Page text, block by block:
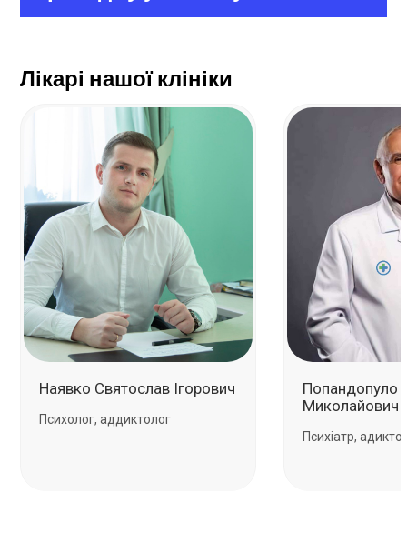
Лікарі нашої клініки
Наявко Святослав Ігорович
Психолог, аддиктолог
Попандопуло
Миколайович
Психіатр,